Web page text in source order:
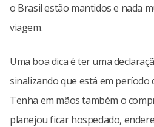
o Brasil estão mantidos e nada
viagem.
Uma boa dica é ter uma
sinalizando que está em período
Tenha em mãos também o
planejou ficar hospedado,